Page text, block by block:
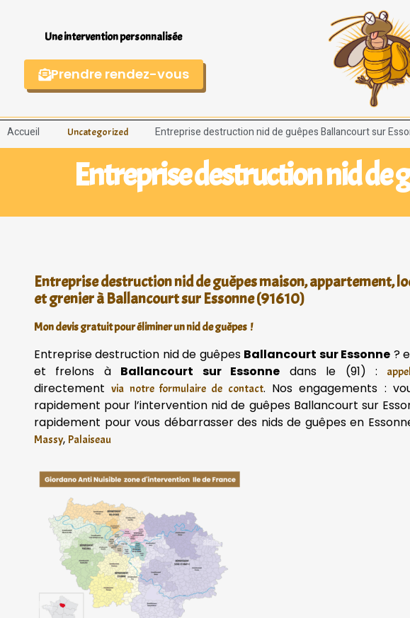
Une intervention personnalisée
Prendre rendez-vous
Accueil Uncategorized Entreprise destruction nid de guêpes Ballancourt sur
Entreprise destruction nid de
Entreprise destruction nid de guêpes maison, appartement,
et grenier à Ballancourt sur Essonne (91610)
Mon devis gratuit pour éliminer un nid de guêpes !
Entreprise destruction nid de guêpes Ballancourt sur Essonne ?
et frelons à Ballancourt sur Essonne dans le (91) :
directementvia notre formulaire de contact. Nos engagements :
rapidement pour l’intervention nid de guêpes Ballancourt sur
rapidement pour vous débarrasser des nids de guêpes en
Massy, Palaiseau